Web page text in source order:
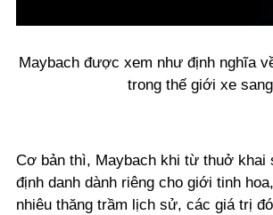
Maybach được xem như định nghĩa
trong thế giới xe sang
Cơ bản thì, Maybach khi từ thuở khai
định danh dành riêng cho giới tinh
nhiêu thăng trầm lịch sử, các giá trị